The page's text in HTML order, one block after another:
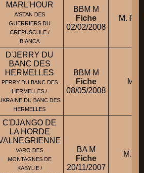
MARL'HOUR
A'STAN DES
GUERRIERS DU
CREPUSCULE /
BIANCA
BBM M
Fiche
02/02/2008
M.
D'JERRY DU
BANC DES
HERMELLES
PERRY DU BANC DES
HERMELLES /
DU BANC DES
HERMELLES
BBM M
Fiche
08/05/2008
M.
C'DJANGO DE
LA HORDE
VARO DES
MONTAGNES DE
KABYLIE /
BA M
Fiche
20/11/2007
M.